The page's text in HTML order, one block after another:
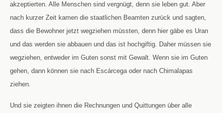
akzeptierten. Alle Menschen sind vergnügt, denn sie leben gut. Aber
nach kurzer Zeit kamen die staatlichen Beamten zurück und sagten,
dass die Bewohner jetzt wegziehen müssten, denn hier gäbe es Uran
und das werden sie abbauen und das ist hochgiftig. Daher müssen sie
wegziehen, entweder im Guten sonst mit Gewalt. Wenn sie im Guten
gehen, dann können sie nach Escárcega oder nach Chimalapas
ziehen.
Und sie zeigten ihnen die Rechnungen und Quittungen über alle